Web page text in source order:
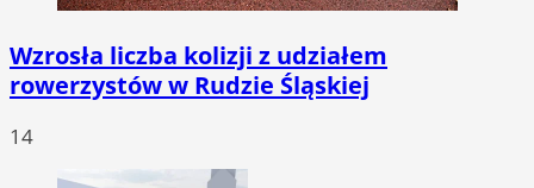
Wzrosła liczba kolizji z udziałem
rowerzystów w Rudzie Śląskiej
14